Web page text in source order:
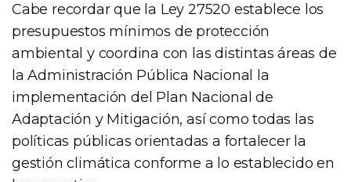
Cabe recordar que la Ley 27520 establece los
presupuestos mínimos de protección
ambiental y coordina con las distintas áreas de
la Administración Pública Nacional la
implementación del Plan Nacional de
Adaptación y Mitigación, así como todas las
políticas públicas orientadas a fortalecer la
gestión climática conforme a lo establecido en